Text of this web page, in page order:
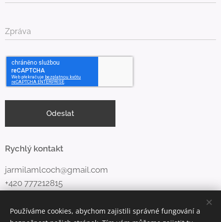
Zpráva
Odeslat
Rychlý kontakt
jarmilamlcoch@gmail.com
+420 777212815
Používáme cookies, abychom zajistili správné fungování a